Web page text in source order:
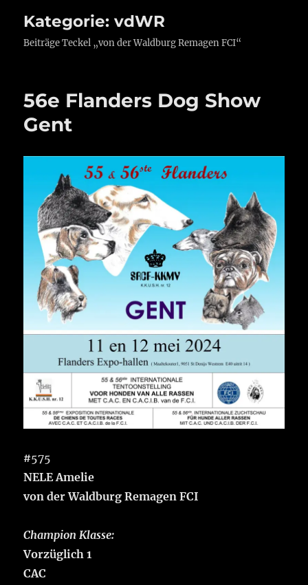
Kategorie:vdWR
Beiträge Teckel „von der Waldburg Remagen FCI“
56e Flanders Dog Show
Gent
#575
NELE Amelie
von der Waldburg Remagen FCI
Champion Klasse:
Vorzüglich 1
CAC